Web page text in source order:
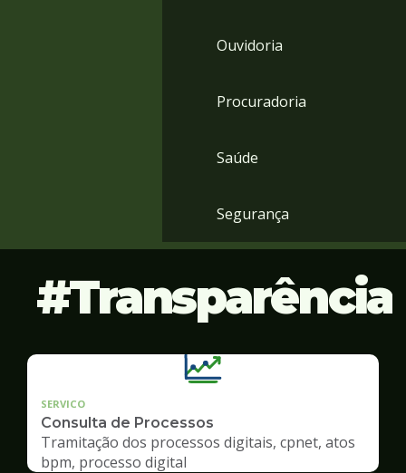
Ouvidoria
Procuradoria
Saúde
Segurança
Transparência
SERVICO
Consulta de Processos
Tramitação dos processos digitais, cpnet, atos
bpm, processo digital